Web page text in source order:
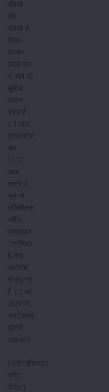
मंडियों
और
मंडियों से
गोदाम /
उपभोग
केंद्रों तक
ले जाने की
सुविधा
प्रदान
करता है।
2.3 लाख
ट्रांसपोर्टर्स
और
11.37
लाख
वाहनों से
जुड़े नौ
लॉजिस्टिक
सर्विस
प्रोवाइडर
/ एग्रीगेटर
ई-नाम
प्लेटफॉर्म
से जुड़ गए
हैं । 1 मई
2020 को,
आरईएमएस-
यूएमपी
{(ReMS
UMP)यूनिफाइड
मार्केट
पोर्टल }